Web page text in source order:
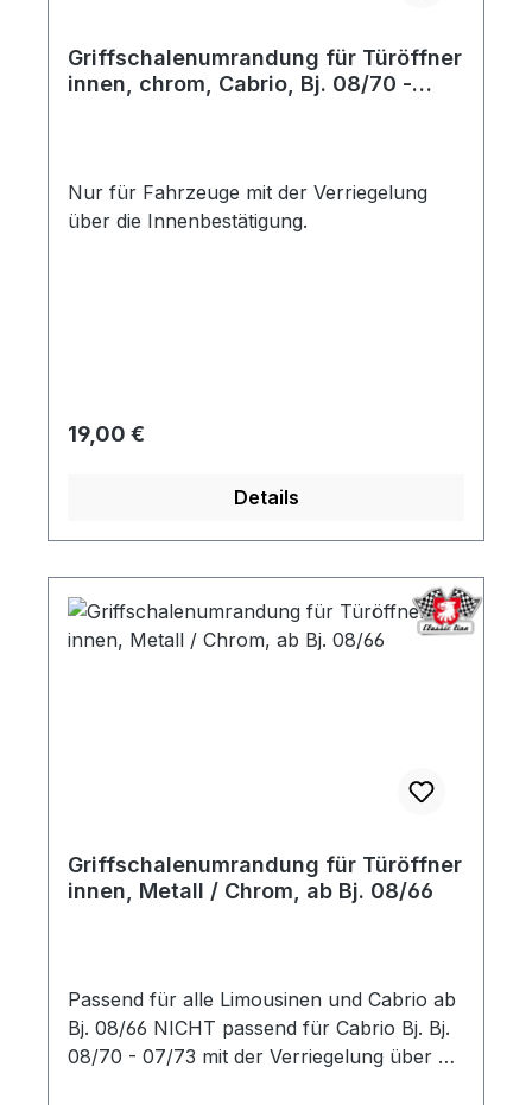
Griffschalenumrandung für Türöffner
innen, chrom, Cabrio, Bj. 08/70 -
Nur für Fahrzeuge mit der Verriegelung
über die Innenbestätigung.
Regulärer Preis:
19,00 €
Details
Griffschalenumrandung für Türöffner
innen, Metall / Chrom, ab Bj. 08/66
Passend für alle Limousinen und Cabrio ab
Bj. 08/66 NICHT passend für Cabrio Bj. Bj.
08/70 - 07/73 mit der Verriegelung über die